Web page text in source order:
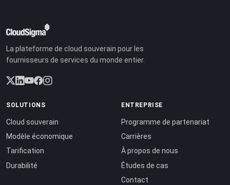
La plateforme de cloud souverain pour les
fournisseurs de services du monde entier.
SOLUTIONS
Cloud souverain
Modèle économique
Tarification
Durabilité
ENTREPRISE
Programme de partenariat
Carrières
À propos de nous
Études de cas
Contact